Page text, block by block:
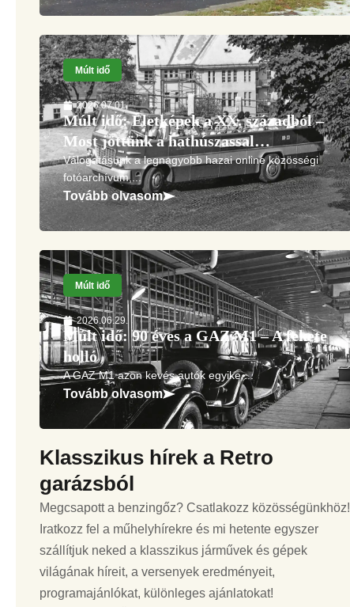
Múlt idő
2026.07.01.
Múlt idő: Életképek a XX. századból –
Most jöttünk a hathúszassal…
Válogatásunk a legnagyobb hazai online közösségi
fotóarchívum,...
Tovább olvasom
Múlt idő
2026.06.29.
Múlt idő: 90 éves a GAZ M1 – A fekete
holló
A GAZ M1 azon kevés autók egyike,...
Tovább olvasom
Klasszikus hírek a Retro
garázsból
Megcsapott a benzingőz? Csatlakozz közösségünkhöz!
Iratkozz fel a műhelyhírekre és mi hetente egyszer
szállítjuk neked a klasszikus járművek és gépek
világának híreit, a versenyek eredményeit,
programajánlókat, különleges ajánlatokat!